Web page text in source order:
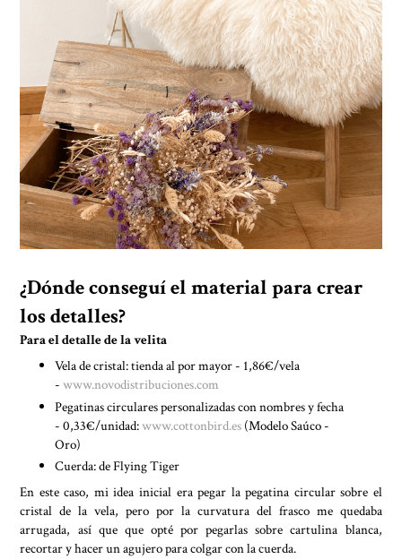
¿Dónde conseguí el material para crear
los detalles?
Para el detalle de la velita
Vela de cristal: tienda al por mayor - 1,86€/vela
- www.novodistribuciones.com
Pegatinas circulares personalizadas con nombres y fecha
- 0,33€/unidad:www.cottonbird.es(Modelo Saúco -
Oro)
Cuerda: de Flying Tiger
En este caso, mi idea inicial era pegar la pegatina circular sobre el
cristal de la vela, pero por la curvatura del frasco me quedaba
arrugada, así que que opté por pegarlas sobre cartulina blanca,
recortar y hacer un agujero para colgar con la cuerda.